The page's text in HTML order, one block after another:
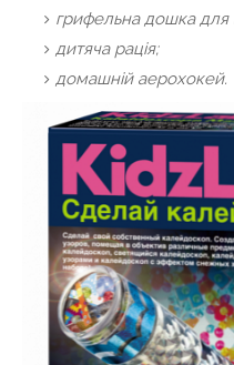
грифельна дошка
дитяча рація;
домашній аерохокей.